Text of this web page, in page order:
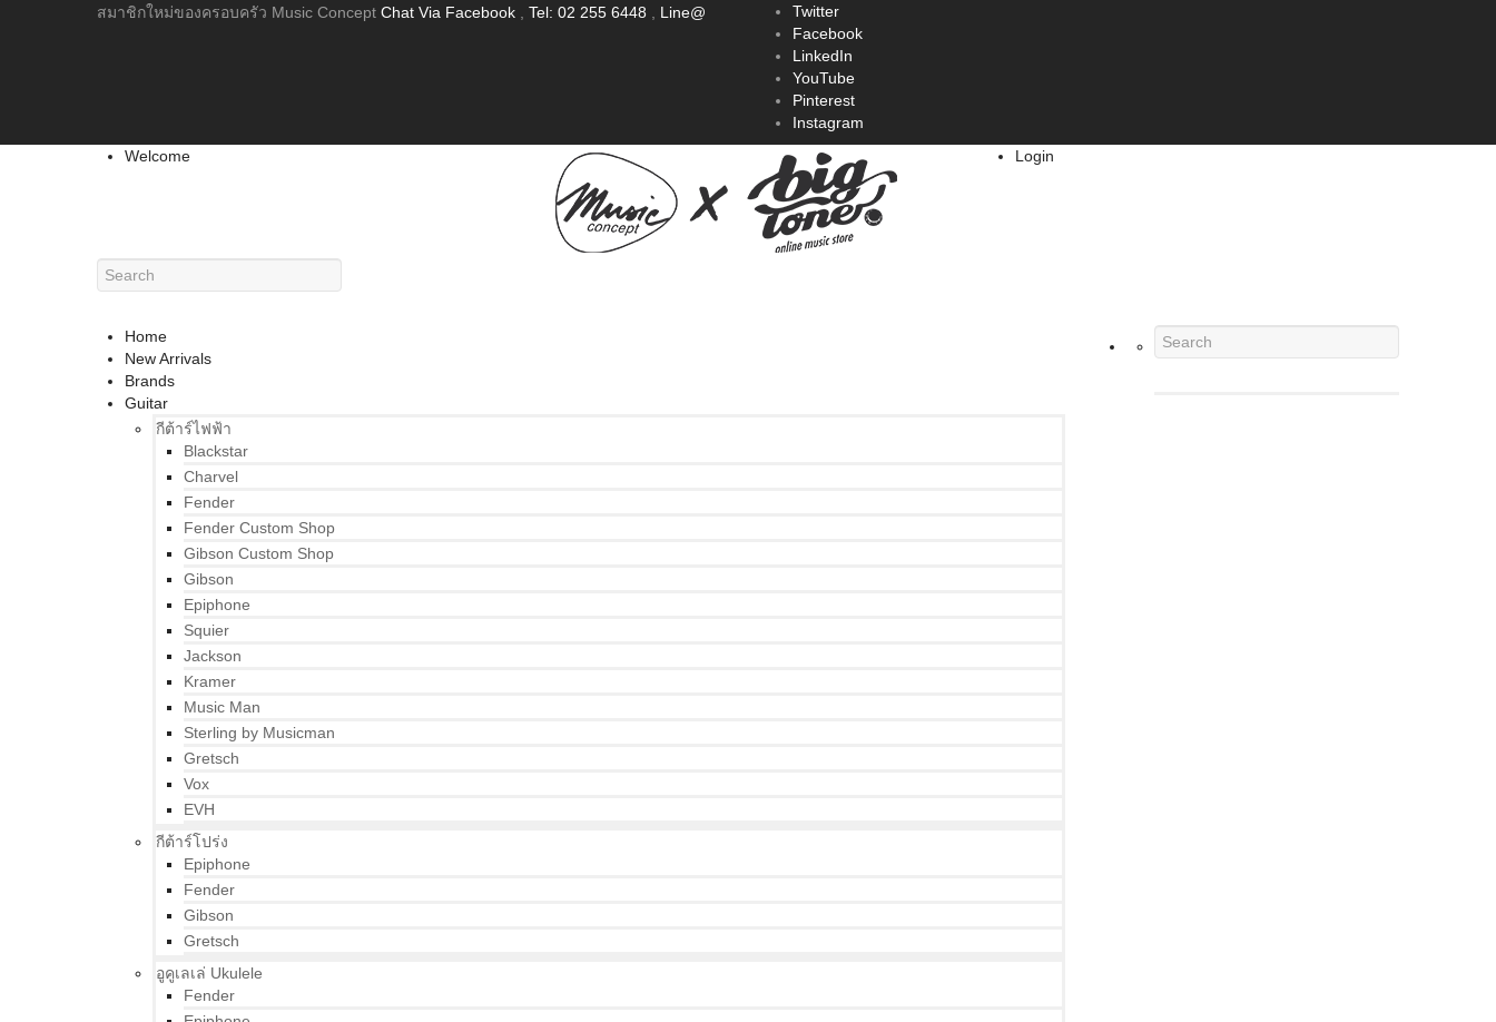
สมาชิกใหม่ของครอบครัว Music Concept Chat Via Facebook Tel: 02 255 6448 Line@
Twitter
Facebook
LinkedIn
YouTube
Pinterest
Instagram
Welcome
Login
Home
New Arrivals
Brands
Guitar
กีต้าร์ไฟฟ้า
Blackstar
Charvel
Fender
Fender Custom Shop
Gibson Custom Shop
Gibson
Epiphone
Squier
Jackson
Kramer
Music Man
Sterling by Musicman
Gretsch
Vox
EVH
กีต้าร์โปร่ง
Epiphone
Fender
Gibson
Gretsch
อูคูเลเล่ Ukulele
Fender